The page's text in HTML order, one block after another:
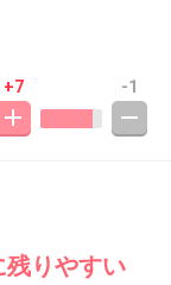
+7 -1
りやすい